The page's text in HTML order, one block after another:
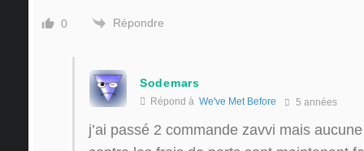
0 Répondre
Sodemars
Répond à We've Met Before 5 années
j’ai passé 2 commande zavvi mais